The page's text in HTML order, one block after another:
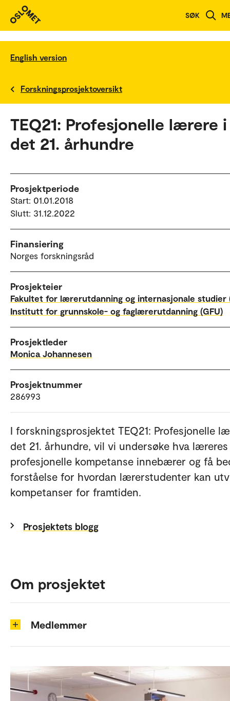
SØK
English version
Forskningsprosjektoversikt
TEQ21: Profesjonelle lærere i
det 21. århundre
Prosjektperiode
Start: 01.01.2018
Slutt: 31.12.2022
Finansiering
Norges forskningsråd
Prosjekteier
Fakultet for lærerutdanning og internasjonale studier
Institutt for grunnskole- og faglærerutdanning (GFU)
Prosjektleder
Monica Johannesen
Prosjektnummer
286993
I forskningsprosjektet TEQ21: Profesjonelle
det 21. århundre, vil vi undersøke hva læreres
profesjonelle kompetanse innebærer og få
forståelse for hvordan lærerstudenter kan
kompetanser for framtiden.
Prosjektets blogg
Om prosjektet
Medlemmer